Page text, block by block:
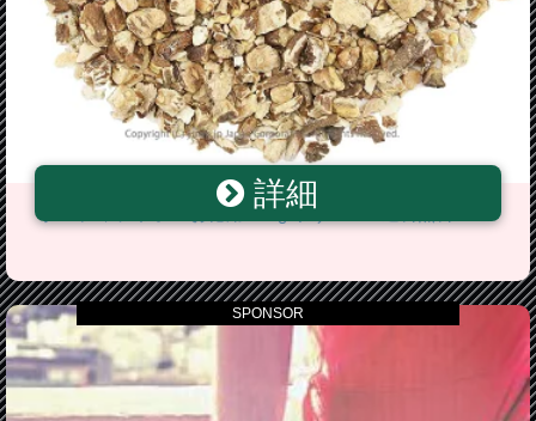
ダンディライオン お徳用 200g ゆうメール送料無料
詳細
SPONSOR